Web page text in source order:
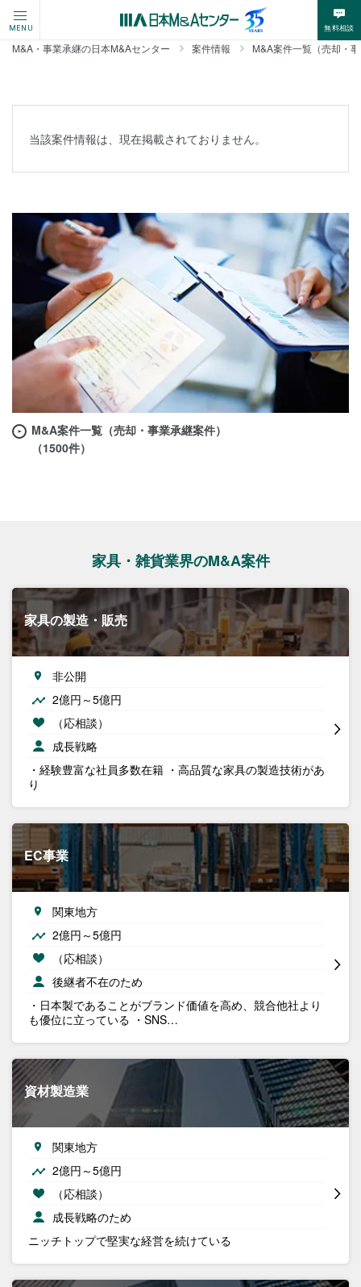
MENU 無料相談
M&A・事業承継の日本M&Aセンター 案件情報 M&A案件一覧（売却・
当該案件情報は、現在掲載されておりません。
M&A案件一覧（売却・事業承継案件）
（1500件）
家具・雑貨業界のM&A案件
家具の製造・販売
非公開
2億円～5億円
（応相談）
成長戦略
・経験豊富な社員多数在籍 ・高品質な家具の製造技術があ
り
EC事業
関東地方
2億円～5億円
（応相談）
後継者不在のため
・日本製であることがブランド価値を高め、競合他社より
も優位に立っている ・SNS…
資材製造業
関東地方
2億円～5億円
（応相談）
成長戦略のため
ニッチトップで堅実な経営を続けている